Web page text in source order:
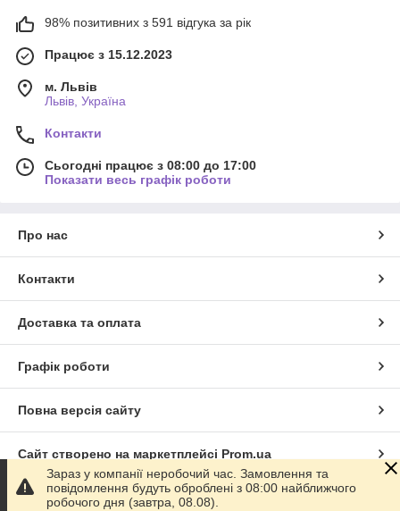
98% позитивних з 591 відгука за рік
Працює з 15.12.2023
м. Львів
Львів, Україна
Контакти
Сьогодні працює з 08:00 до 17:00
Показати весь графік роботи
Про нас
Контакти
Доставка та оплата
Графік роботи
Повна версія сайту
Сайт створено на маркетплейсі Prom.ua
Політика конфіденційності
Зараз у компанії неробочий час. Замовлення та
повідомлення будуть оброблені з 08:00 найближчого
робочого дня (завтра, 08.08).